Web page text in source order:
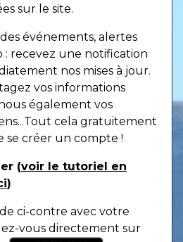
sur le site.
événements, alertes
: recevez une notification
nos mises à jour.
vos informations
également vos
cela gratuitement
se créer un compte !
(voir le tutoriel en
)
ci-contre avec votre
vous directement sur